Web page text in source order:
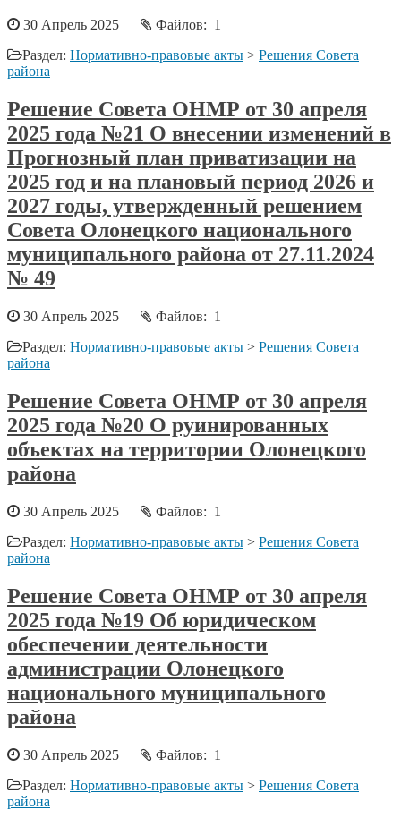
30 Апрель 2025
Файлов: 1
Раздел: Нормативно-правовые акты > Решения Совета
района
Решение Совета ОНМР от 30 апреля
2025 года №21 О внесении изменений в
Прогнозный план приватизации на
2025 год и на плановый период 2026 и
2027 годы, утвержденный решением
Совета Олонецкого национального
муниципального района от 27.11.2024
№ 49
30 Апрель 2025
Файлов: 1
Раздел: Нормативно-правовые акты > Решения Совета
района
Решение Совета ОНМР от 30 апреля
2025 года №20 О руинированных
объектах на территории Олонецкого
района
30 Апрель 2025
Файлов: 1
Раздел: Нормативно-правовые акты > Решения Совета
района
Решение Совета ОНМР от 30 апреля
2025 года №19 Об юридическом
обеспечении деятельности
администрации Олонецкого
национального муниципального
района
30 Апрель 2025
Файлов: 1
Раздел: Нормативно-правовые акты > Решения Совета
района